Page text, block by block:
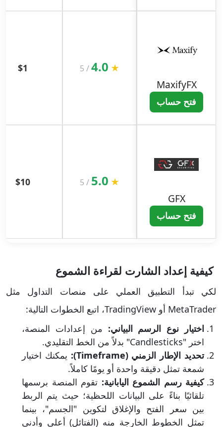
MaxifyFX
فتح حساب
★
4.0
/
5
$1
GFX
فتح حساب
★
5.0
/
5
$10
كيفية إعداد الشارت لقراءة الشموع
لكي تبدأ التطبيق العملي على منصات التداول مثل
MetaTrader أو TradingView، اتبع الخطوات التالية:
اختيار نوع الرسم البياني: من إعدادات المنصة،
اختر "Candlesticks" بدلاً من الخط التقليدي.
تحديد الإطار الزمني (Timeframe):
يمكنك اختيار
شمعة تمثل دقيقة واحدة أو يومًا كاملاً.
كيفية رسم الشموع اليابانية: تقوم المنصة برسمها
تلقائيًا بناءً على البيانات اللحظية؛ حيث يتم الربط
بين سعر الفتح والإغلاق لتكوين "الجسم"، بينما
تمثل الخطوط الخارجة منه (الفتائل) أعلى وأدنى